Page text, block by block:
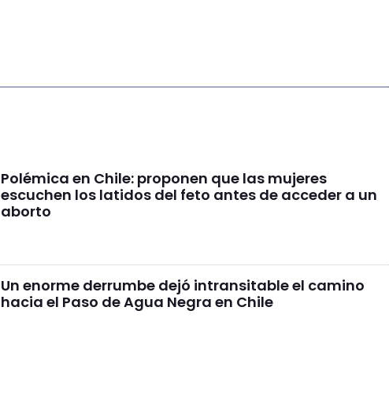
Polémica en Chile: proponen que las mujeres
escuchen los latidos del feto antes de acceder a un
aborto
Un enorme derrumbe dejó intransitable el camino
hacia el Paso de Agua Negra en Chile